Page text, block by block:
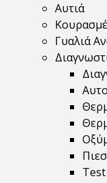
Αυτιά
Γυαλιά